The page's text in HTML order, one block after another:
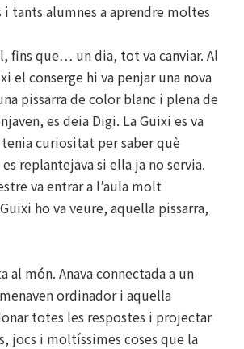
tants alumnes a aprendre moltes
fins que… un dia, tot va canviar. Al
el conserge hi va penjar una nova
pissarra de color blanc i plena de
es deia Digi. La Guixi es va
curiositat per saber què
replantejava si ella ja no servia.
va entrar a l’aula molt
ho va veure, aquella pissarra,
al món. Anava connectada a un
ordinador i aquella
totes les respostes i projectar
jocs i moltíssimes coses que la